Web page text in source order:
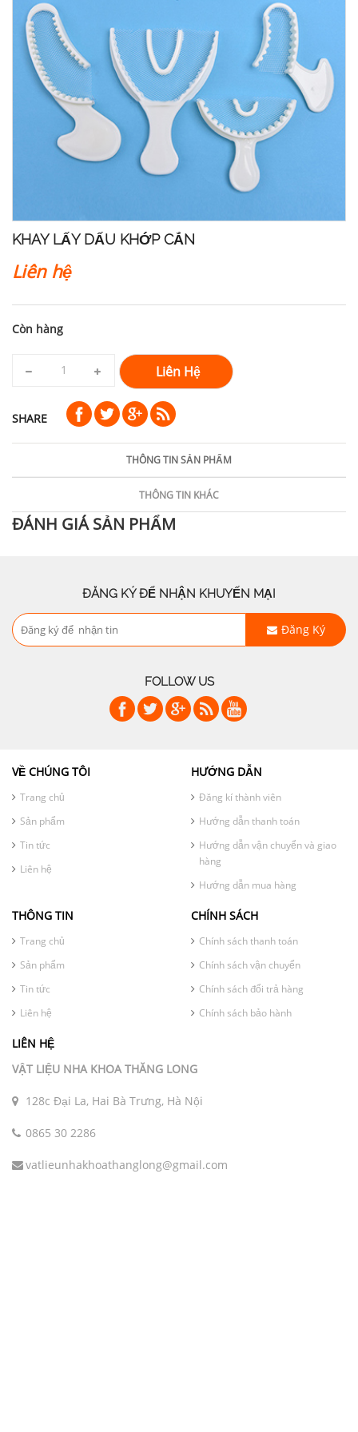
KHAY LẤY DẤU KHỚP CẮN
Liên hệ
Còn hàng
Liên Hệ
SHARE
THÔNG TIN SẢN PHẨM
THÔNG TIN KHÁC
ĐÁNH GIÁ SẢN PHẨM
ĐĂNG KÝ ĐỂ NHẬN KHUYẾN MẠI
Đăng Ký
FOLLOW US
VỀ CHÚNG TÔI
Trang chủ
Sản phẩm
Tin tức
Liên hệ
HƯỚNG DẪN
Đăng kí thành viên
Hướng dẫn thanh toán
Hướng dẫn vận chuyển và giao
hàng
Hướng dẫn mua hàng
THÔNG TIN
Trang chủ
Sản phẩm
Tin tức
Liên hệ
CHÍNH SÁCH
Chính sách thanh toán
Chính sách vận chuyển
Chính sách đổi trả hàng
Chính sách bảo hành
LIÊN HỆ
VẬT LIỆU NHA KHOA THĂNG LONG
128c Đại La, Hai Bà Trưng, Hà Nội
0865 30 2286
vatlieunhakhoathanglong@gmail.com